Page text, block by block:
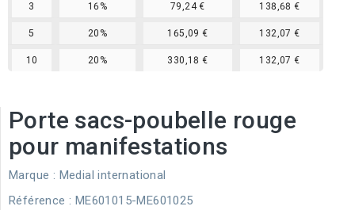
3 16% 79,24 € 138,68 €
5 20% 165,09 € 132,07 €
10 20% 330,18 € 132,07 €
Porte sacs-poubelle rouge
pour manifestations
Marque : Medial international
Référence : ME601015-ME601025